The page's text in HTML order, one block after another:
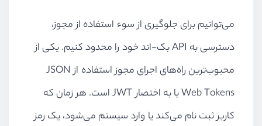
می‌توانیم برای جلوگیری از سوء استفاده از مجوز،
دسترسی به APIبک-اند خود را محدود کنیم. یکی از
محبوب‌ترین راه‌های اجرای مجوز استفاده ازJSON
Web Tokensیا به اختصارJWTاست. هر زمان که
کاربر ثبت نام می‌کند یا وارد سیستم می‌شود، یک رمز